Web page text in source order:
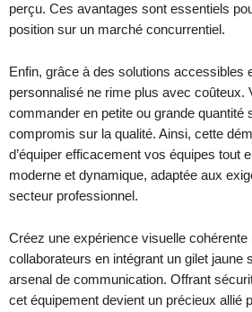
perçu. Ces avantages sont essentiels
position sur un marché concurrentiel.
Enfin, grâce à des solutions accessibles
personnalisé ne rime plus avec coûteux.
commander en petite ou grande quantité
compromis sur la qualité. Ainsi, cette
d’équiper efficacement vos équipes tout
moderne et dynamique, adaptée aux
secteur professionnel.
Créez une expérience visuelle
collaborateurs en intégrant un gilet jaune
arsenal de communication. Offrant
cet équipement devient un précieux allié